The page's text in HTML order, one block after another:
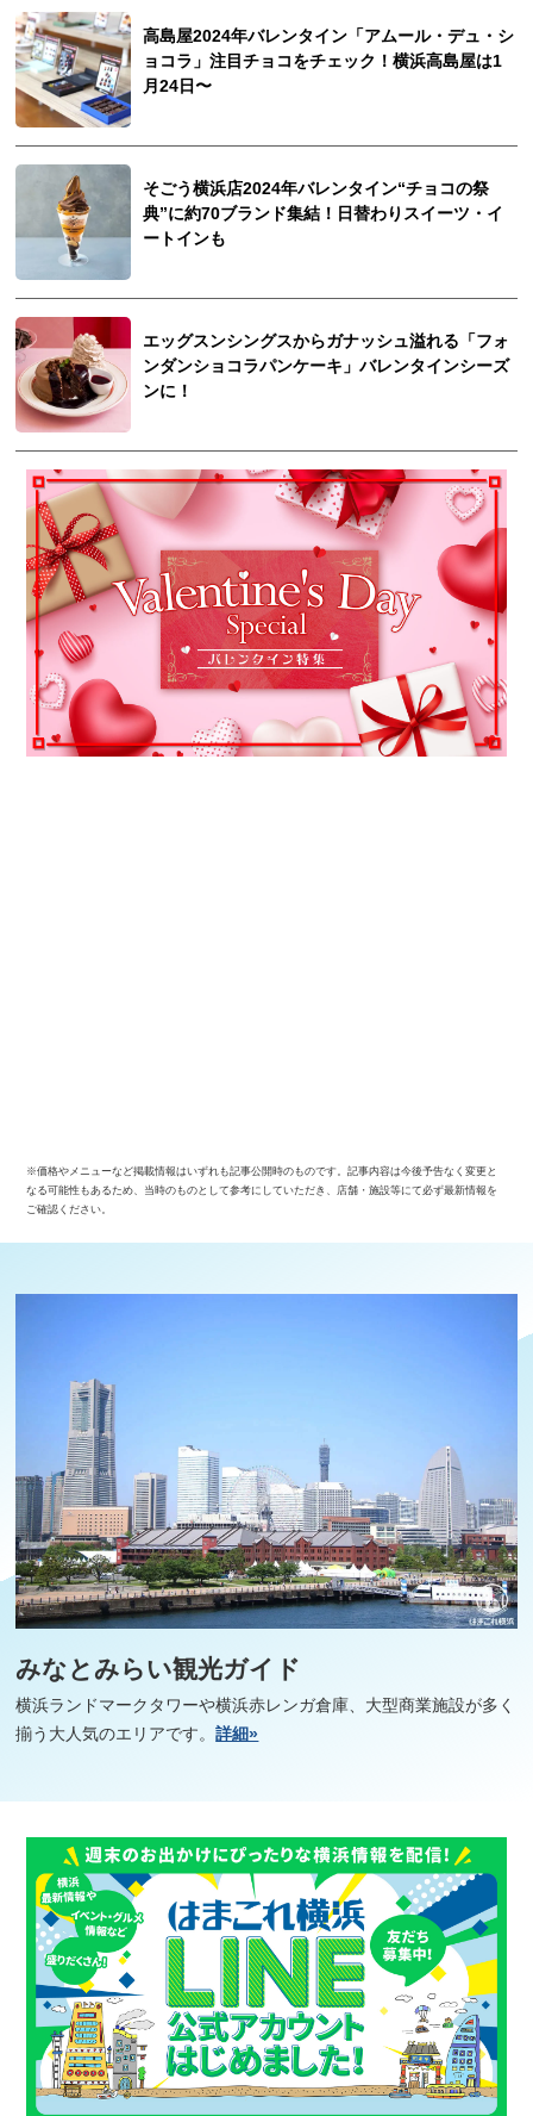
高島屋2024年バレンタイン「アムール・デュ・シ
ョコラ」注目チョコをチェック！横浜高島屋は1
月24日〜
そごう横浜店2024年バレンタイン“チョコの祭
典”に約70ブランド集結！日替わりスイーツ・イ
ートインも
エッグスンシングスからガナッシュ溢れる「フォ
ンダンショコラパンケーキ」バレンタインシーズ
ンに！
※価格やメニューなど掲載情報はいずれも記事公開時のものです。記事内容は今後予告なく変更と
なる可能性もあるため、当時のものとして参考にしていただき、店舗・施設等にて必ず最新情報を
ご確認ください。
みなとみらい観光ガイド
横浜ランドマークタワーや横浜赤レンガ倉庫、大型商業施設が多く
揃う大人気のエリアです。詳細»